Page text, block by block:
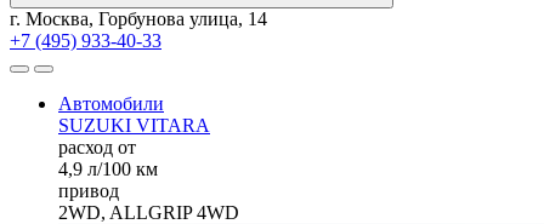
г. Москва, Горбунова улица, 14
+7 (495) 933-40-33
Автомобили
SUZUKI VITARA
расход от
4,9 л/100 км
привод
2WD, ALLGRIP 4WD